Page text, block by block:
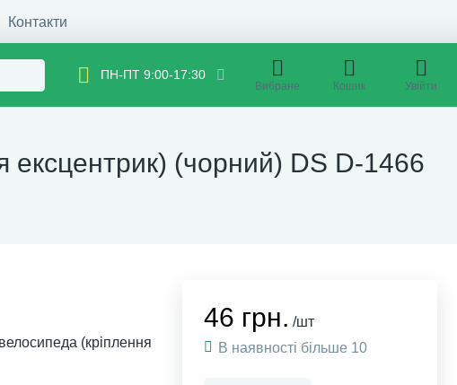
Контакти
ПН-ПТ 9:00-17:30
Вибране Кошик Увійти
ексцентрик) (чорний) DS D-1466
(кріплення
46 грн. /шт
В наявності більше 10